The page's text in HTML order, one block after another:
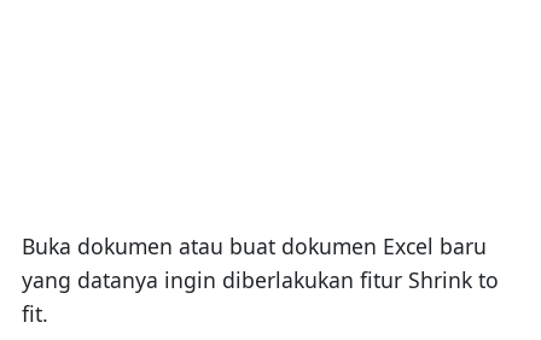
Buka dokumen atau buat dokumen Excel baru
yang datanya ingin diberlakukan fitur Shrink to
fit.